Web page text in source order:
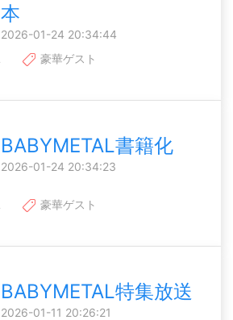
本
2026-01-24 20:34:44
豪華ゲスト
BABYMETAL書籍化
2026-01-24 20:34:23
豪華ゲスト
BABYMETAL特集放送
2026-01-11 20:26:21